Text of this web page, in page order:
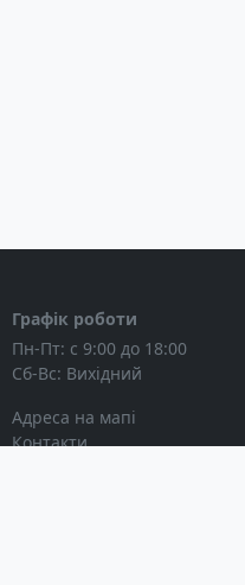
Графік роботи
Пн-Пт: с 9:00 до 18:00
Сб-Вс: Вихідний
Адреса на мапі
Контакти